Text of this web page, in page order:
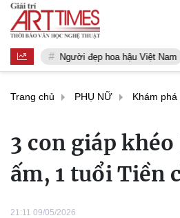
Người đẹp hoa hậu Việt Nam
Trang chủ PHỤ NỮ Khám phá
3 con giáp
ấm, 1 tuổi Tiền
21:11 09/05/2026